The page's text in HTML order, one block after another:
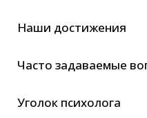
Наши достижения
Часто задаваемые
Уголок психолога